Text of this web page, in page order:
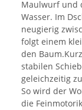
Maulwurf und
Wasser. Im
neugierig
folgt einem
den
stabilen
geleichzeitig
So wird der
die